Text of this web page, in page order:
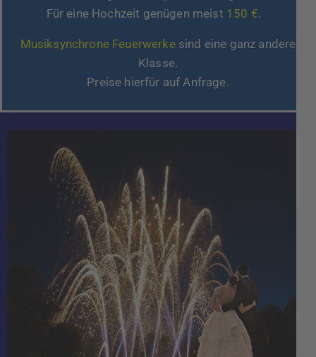
Für eine Hochzeit genügen meist 150 €.
Musiksynchrone Feuerwerkesind eine ganz andere
Klasse.
Preise hierfür auf Anfrage.